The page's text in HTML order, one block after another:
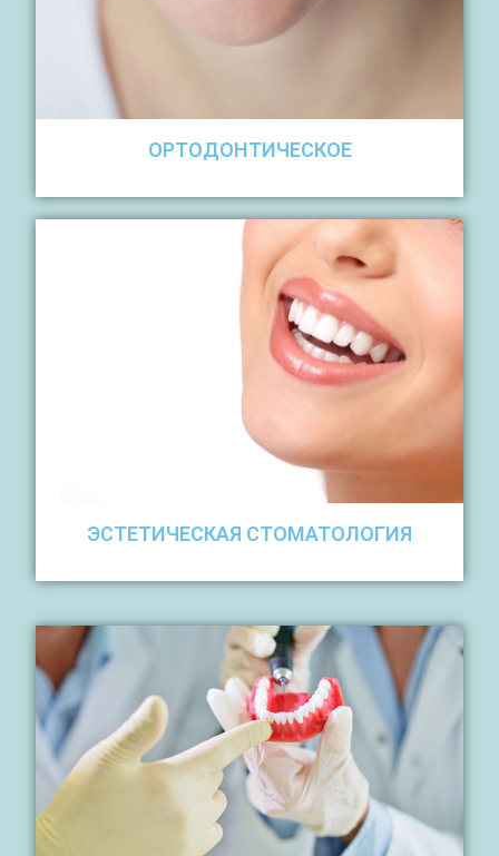
ОРТОДОНТИЧЕСКОЕ
ЭСТЕТИЧЕСКАЯ СТОМАТОЛОГИЯ